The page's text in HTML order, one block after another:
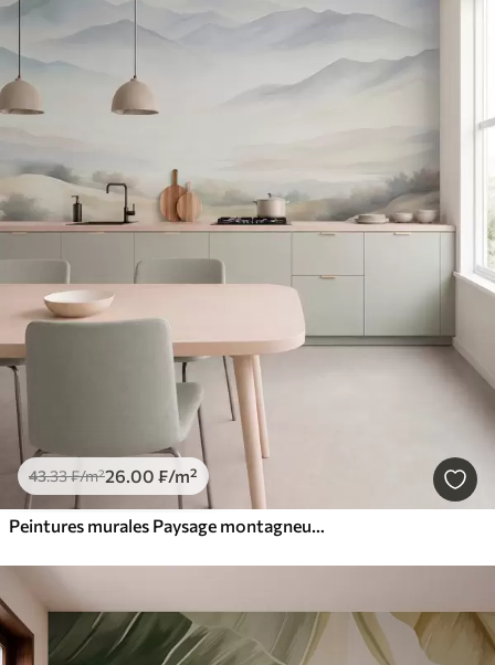
43.33₣/m²26.00 ₣/m²
Peintures murales Paysage montagneux aux reliefs variés